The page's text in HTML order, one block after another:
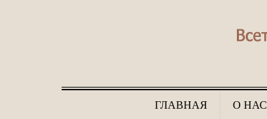
ГЛАВНАЯ О НАС